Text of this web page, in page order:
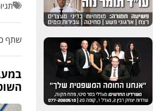
עו"ד אלון קריטי
פלילי כלכלי אלימות
סמים מעצרים
0525544654
שני אלגרבלי – משרד
עורכי דין
שתף